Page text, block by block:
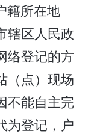
籍所在地
辖区人民政
络登记的方
（点）现场
不能自主完
为登记，户